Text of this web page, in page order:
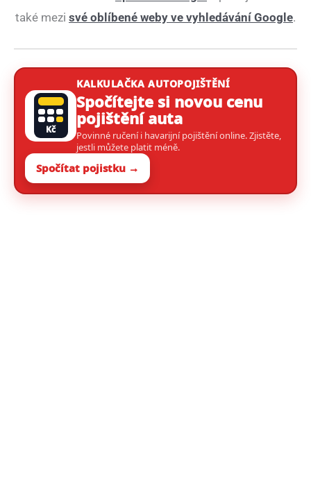
také mezi své oblíbené weby ve vyhledávání Google.
Kč
KALKULAČKA AUTOPOJIŠTĚNÍ
Spočítejte si novou cenu
pojištění auta
Povinné ručení i havarijní pojištění online. Zjistěte,
jestli můžete platit méně.
Spočítat pojistku →